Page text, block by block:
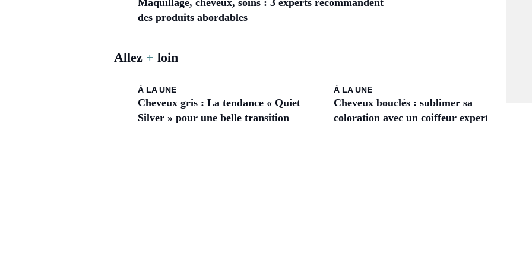
Maquillage, cheveux, soins : 3 experts recommandent
des produits abordables
Allez + loin
À LA UNE
Cheveux gris : La tendance « Quiet
Silver » pour une belle transition
À LA UNE
Cheveux bouclés : sublimer sa
coloration avec un coiffeur expert